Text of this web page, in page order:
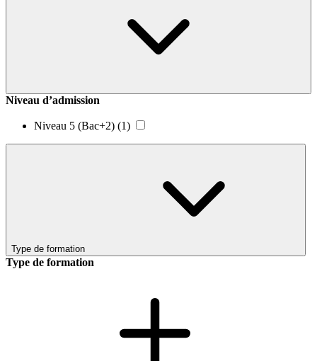
Niveau d’admission
Niveau 5 (Bac+2) (1)
Type de formation
Type de formation